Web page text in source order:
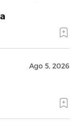
Ago 5, 2026